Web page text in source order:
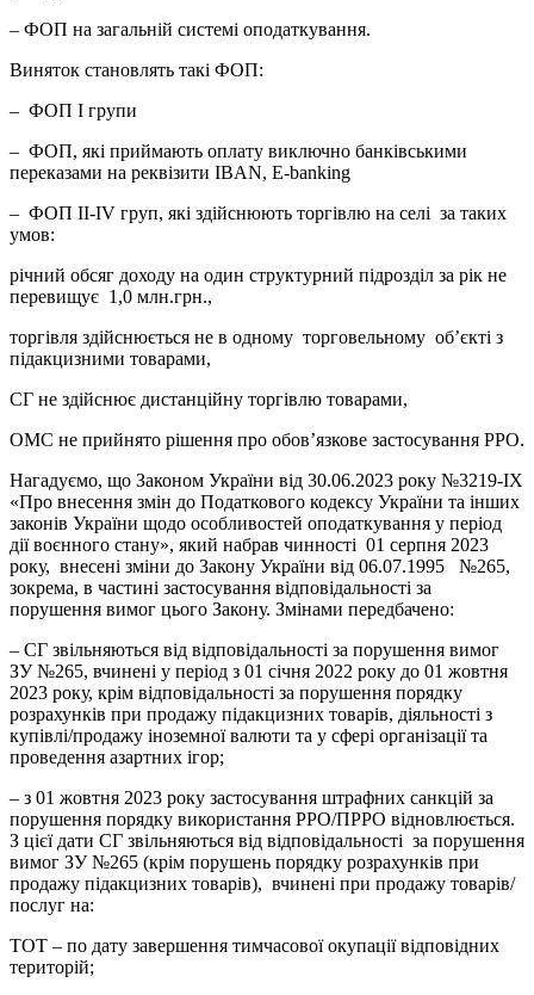
– ФОП на загальній системі оподаткування.
Виняток становлять такі ФОП:
– ФОП І групи
– ФОП, які приймають оплату виключно банківськими
переказами на реквізити IBAN, E-banking
– ФОП ІІ-ІV груп, які здійснюють торгівлю на селі за таких
умов:
річний обсяг доходу на один структурний підрозділ за рік не
перевищує 1,0 млн.грн.,
торгівля здійснюється не в одному торговельному об’єкті з
підакцизними товарами,
СГ не здійснює дистанційну торгівлю товарами,
ОМС не прийнято рішення про обов’язкове застосування РРО.
Нагадуємо, що Законом України від 30.06.2023 року №3219-ІХ
«Про внесення змін до Податкового кодексу України та інших
законів України щодо особливостей оподаткування у період
дії воєнного стану», який набрав чинності 01 серпня 2023
року, внесені зміни до Закону України від 06.07.1995 №265,
зокрема, в частині застосування відповідальності за
порушення вимог цього Закону. Змінами передбачено:
– СГ звільняються від відповідальності за порушення вимог
ЗУ №265, вчинені у період з 01 січня 2022 року до 01 жовтня
2023 року, крім відповідальності за порушення порядку
розрахунків при продажу підакцизних товарів, діяльності з
купівлі/продажу іноземної валюти та у сфері організації та
проведення азартних ігор;
– з 01 жовтня 2023 року застосування штрафних санкцій за
порушення порядку використання РРО/ПРРО відновлюється.
З цієї дати СГ звільняються від відповідальності за порушення
вимог ЗУ №265 (крім порушень порядку розрахунків при
продажу підакцизних товарів), вчинені при продажу товарів/
послуг на:
ТОТ – по дату завершення тимчасової окупації відповідних
територій;